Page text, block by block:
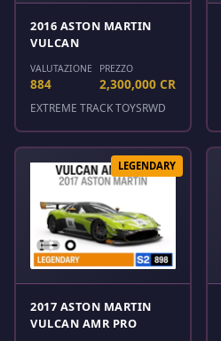
2016 ASTON MARTIN
VULCAN
VALUTAZIONE
884
PREZZO
2,300,000 CR
EXTREME TRACK TOYSRWD
LEGENDARY
2017 ASTON MARTIN
VULCAN AMR PRO